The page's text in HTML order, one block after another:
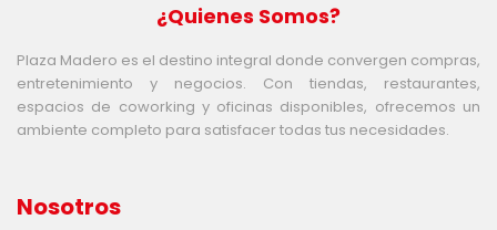
¿Quienes Somos?
Plaza Madero es el destino integral donde convergen compras,
entretenimiento y negocios. Con tiendas, restaurantes,
espacios de coworking y oficinas disponibles, ofrecemos un
ambiente completo para satisfacer todas tus necesidades.
Nosotros